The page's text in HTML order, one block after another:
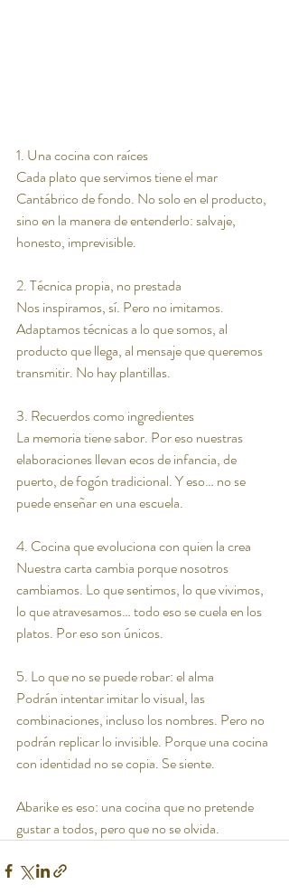
1. Una cocina con raíces
Cada plato que servimos tiene el mar
Cantábrico de fondo. No solo en el producto,
sino en la manera de entenderlo: salvaje,
honesto, imprevisible.
2. Técnica propia, no prestada
Nos inspiramos, sí. Pero no imitamos.
Adaptamos técnicas a lo que somos, al
producto que llega, al mensaje que queremos
transmitir. No hay plantillas.
3. Recuerdos como ingredientes
La memoria tiene sabor. Por eso nuestras
elaboraciones llevan ecos de infancia, de
puerto, de fogón tradicional. Y eso… no se
puede enseñar en una escuela.
4. Cocina que evoluciona con quien la crea
Nuestra carta cambia porque nosotros
cambiamos. Lo que sentimos, lo que vivimos,
lo que atravesamos… todo eso se cuela en los
platos. Por eso son únicos.
5. Lo que no se puede robar: el alma
Podrán intentar imitar lo visual, las
combinaciones, incluso los nombres. Pero no
podrán replicar lo invisible. Porque una cocina
con identidad no se copia. Se siente.
Abarike es eso: una cocina que no pretende
gustar a todos, pero que no se olvida.